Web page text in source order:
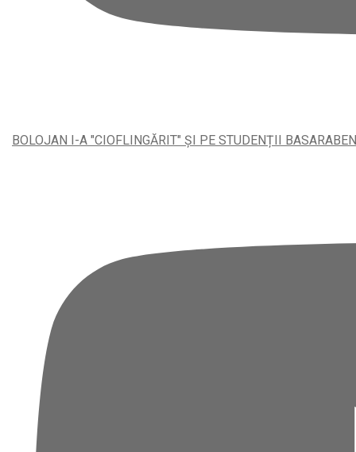
BOLOJAN I-A "CIOFLINGĂRIT" ȘI PE STUDENȚII